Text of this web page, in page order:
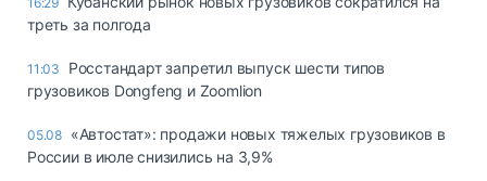
треть за полгода
11:03
Росстандарт запретил выпуск шести типов
грузовиков Dongfeng и Zoomlion
05.08 «Автостат»: продажи новых тяжелых грузовиков в
России в июле снизились на 3,9%